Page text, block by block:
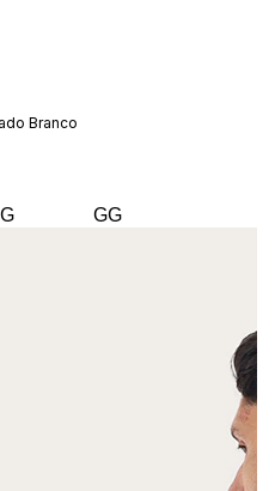
Branco
G GG